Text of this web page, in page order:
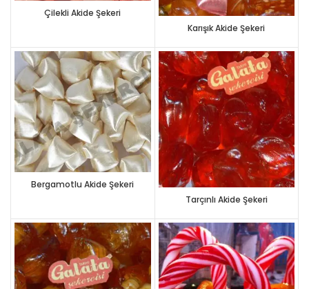
Çilekli Akide Şekeri
Karışık Akide Şekeri
Bergamotlu Akide Şekeri
Tarçınlı Akide Şekeri